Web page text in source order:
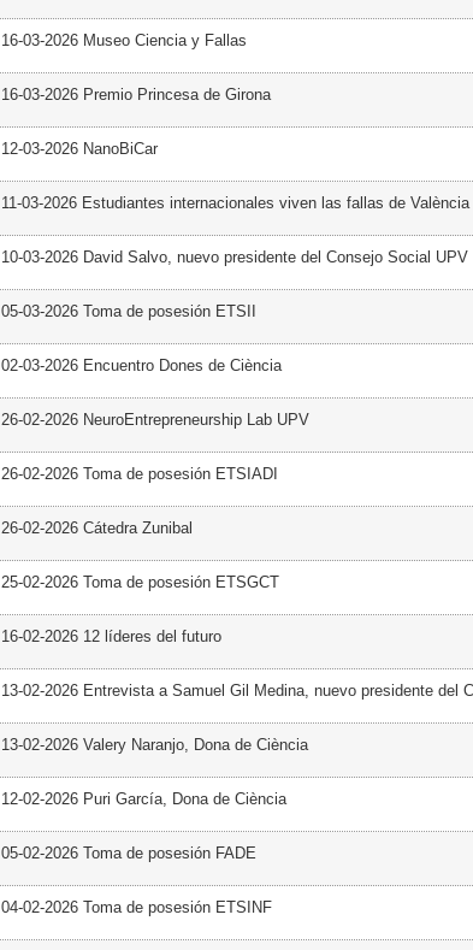
16-03-2026 Museo Ciencia y Fallas
16-03-2026 Premio Princesa de Girona
12-03-2026 NanoBiCar
11-03-2026 Estudiantes internacionales viven las fallas de València
10-03-2026 David Salvo, nuevo presidente del Consejo Social UPV
05-03-2026 Toma de posesión ETSII
02-03-2026 Encuentro Dones de Ciència
26-02-2026 NeuroEntrepreneurship Lab UPV
26-02-2026 Toma de posesión ETSIADI
26-02-2026 Cátedra Zunibal
25-02-2026 Toma de posesión ETSGCT
16-02-2026 12 líderes del futuro
13-02-2026 Entrevista a Samuel Gil Medina, nuevo presidente del
13-02-2026 Valery Naranjo, Dona de Ciència
12-02-2026 Puri García, Dona de Ciència
05-02-2026 Toma de posesión FADE
04-02-2026 Toma de posesión ETSINF